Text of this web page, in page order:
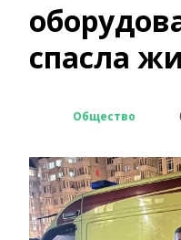
спасла
Общество